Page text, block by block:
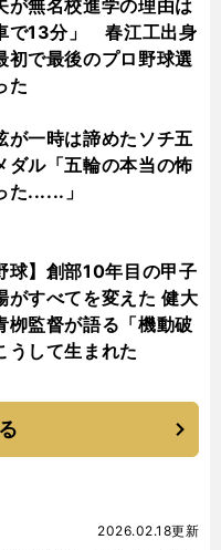
が無名校進学の理由は
で13分」 春江工出身
初で最後のプロ野球選
た
が一時は諦めたソチ五
ダル「五輪の本当の怖
た......」
球】創部10年目の甲子
がすべてを変えた 健大
栁監督が語る「機動破
うして生まれた
2026.02.18更新